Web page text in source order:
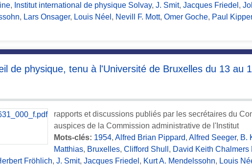
, Institut international de physique Solvay, J. Smit, Jacques Friedel ,
, Lars Onsager, Louis Néel , Nevill F. Mott, Omer Goche, Paul Kipper
de physique, tenu à l'Université de Bruxelles du 13 au
rapports et discussions publiés par les secrétaires du
auspices de la Commission administrative de l'Institut
Mots-clés: 1954, Alfred Brian Pippard, Alfred Seeger, B.
Matthias, Bruxelles, Clifford Shull , David Keith Chalmers
Fröhlich, J. Smit, Jacques Friedel , Kurt A. Mendelssohn, Louis